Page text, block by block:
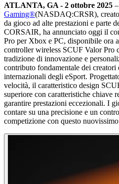
ATLANTA, GA - 2 ottobre 2025 –
Gaming®(NASDAQ:CRSR),
da gioco ad alte prestazioni e parte
CORSAIR, ha annunciato oggi il
Pro per Xbox e PC, disponibile ora
controller wireless SCUF Valor Pro
tradizione di innovazione e
contributo fondamentale dei creatori
internazionali degli eSport.
velocità, il caratteristico design
superiore con caratteristiche chiave
garantire prestazioni eccezionali. I
contare su una precisione e un
competizione con questo